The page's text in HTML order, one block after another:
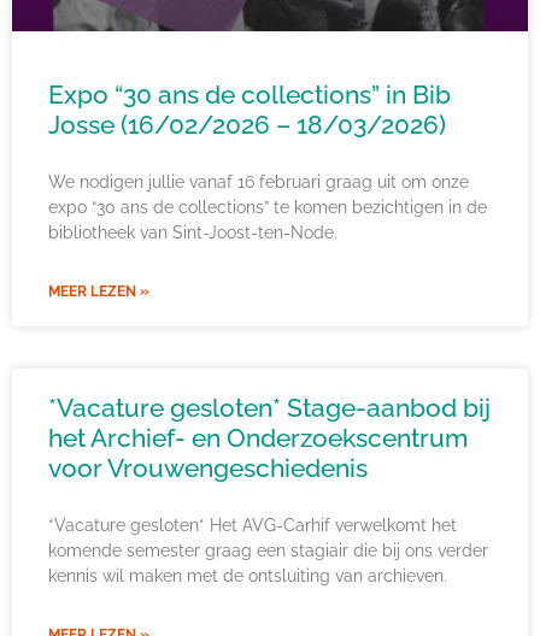
Expo “30 ans de collections” in Bib
Josse (16/02/2026 – 18/03/2026)
We nodigen jullie vanaf 16 februari graag uit om onze
expo “30 ans de collections” te komen bezichtigen in de
bibliotheek van Sint-Joost-ten-Node.
MEER LEZEN »
*Vacature gesloten* Stage-aanbod bij
het Archief- en Onderzoekscentrum
voor Vrouwengeschiedenis
*Vacature gesloten* Het AVG-Carhif verwelkomt het
komende semester graag een stagiair die bij ons verder
kennis wil maken met de ontsluiting van archieven.